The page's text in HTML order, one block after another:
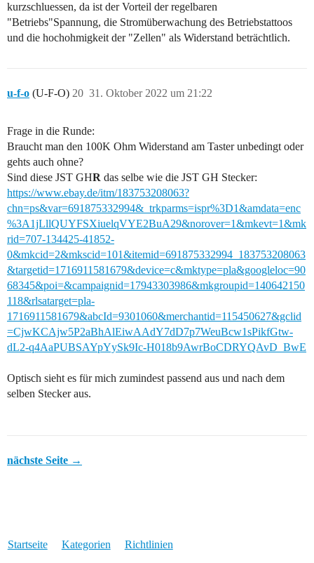
kurzschluessen, da ist der Vorteil der regelbaren
"Betriebs"Spannung, die Stromüberwachung des Betriebstattoos
und die hochohmigkeit der "Zellen" als Widerstand beträchtlich.
u-f-o (U-F-O) 31. Oktober 2022 um 21:22
20
Frage in die Runde:
Braucht man den 100K Ohm Widerstand am Taster unbedingt oder
gehts auch ohne?
Sind diese JST GHR das selbe wie die JST GH Stecker:
https://www.ebay.de/itm/183753208063?
chn=ps&var=691875332994&_trkparms=ispr%3D1&amdata=enc
%3A1jLllQUYFSXiuelqVYE2BuA29&norover=1&mkevt=1&mk
rid=707-134425-41852-
0&mkcid=2&mkscid=101&itemid=691875332994_183753208063
&targetid=1716911581679&device=c&mktype=pla&googleloc=90
68345&poi=&campaignid=17943303986&mkgroupid=140642150
118&rlsatarget=pla-
1716911581679&abcId=9301060&merchantid=115450627&gclid
=CjwKCAjw5P2aBhAlEiwAAdY7dD7p7WeuBcw1sPikfGtw-
dL2-q4AaPUBSAYpYySk9Ic-H018b9AwrBoCDRYQAvD_BwE
Optisch sieht es für mich zumindest passend aus und nach dem
selben Stecker aus.
nächste Seite →
Startseite Kategorien Richtlinien